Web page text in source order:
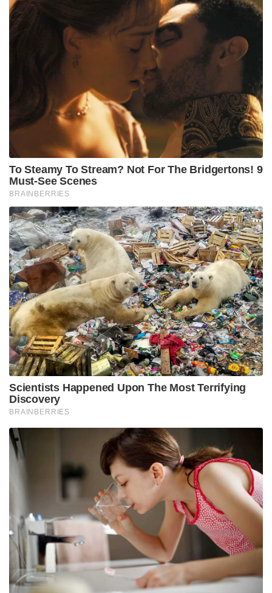
To Steamy To Stream? Not For The Bridgertons! 9
Must-See Scenes
BRAINBERRIES
Scientists Happened Upon The Most Terrifying
Discovery
BRAINBERRIES